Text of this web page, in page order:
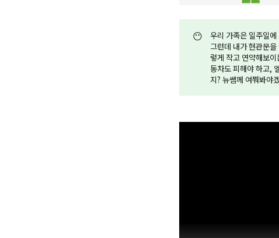
😶
우리 가족은 일주일
그런데 내가 현관문
렇게 작고 연약해보
동차도 피해야 하고,
지? 뉴쌤께 여쭤봐야